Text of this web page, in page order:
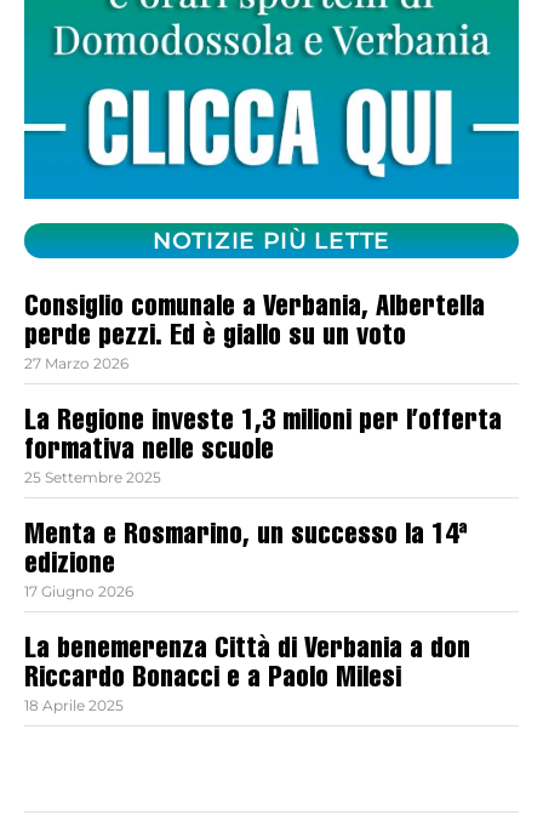
NOTIZIE PIÙ LETTE
Consiglio comunale a Verbania, Albertella
perde pezzi. Ed è giallo su un voto
27 Marzo 2026
La Regione investe 1,3 milioni per l’offerta
formativa nelle scuole
25 Settembre 2025
Menta e Rosmarino, un successo la 14ª
edizione
17 Giugno 2026
La benemerenza Città di Verbania a don
Riccardo Bonacci e a Paolo Milesi
18 Aprile 2025